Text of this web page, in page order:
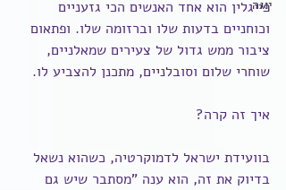
יוגה
פייגלין הוא אחד האנשים הכי גזעניים
וכוחניים בדעות שלו וברזומה שלו. ופתאום
ציבור ממש גדול של צעירים שמאלניים,
שוחרי שלום וסובלניים, מתכנן להצביע לו.
איך זה קרה?
בוועידת ישראל לדמוקרטיה, כשהוא נשאל
בדיוק את זה, הוא ענה "מסתבר שיש גם